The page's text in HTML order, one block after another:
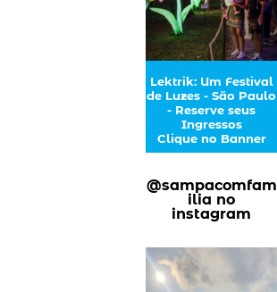
Lektrik: Um Festival
de Luzes - São Paulo
- Reserve seus
Ingressos
Clique no Banner
@sampacomfam
ilia no
instagram